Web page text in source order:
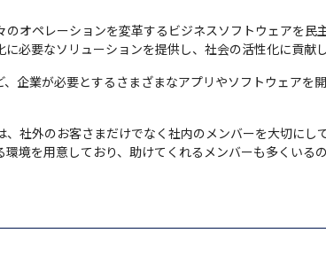
オペレーションを変革するビジネスソフトウェアを民
必要なソリューションを提供し、社会の活性化に貢献し
企業が必要とするさまざまなアプリやソフトウェアを開
社外のお客さまだけでなく社内のメンバーを大切にして
境を用意しており、助けてくれるメンバーも多くいる